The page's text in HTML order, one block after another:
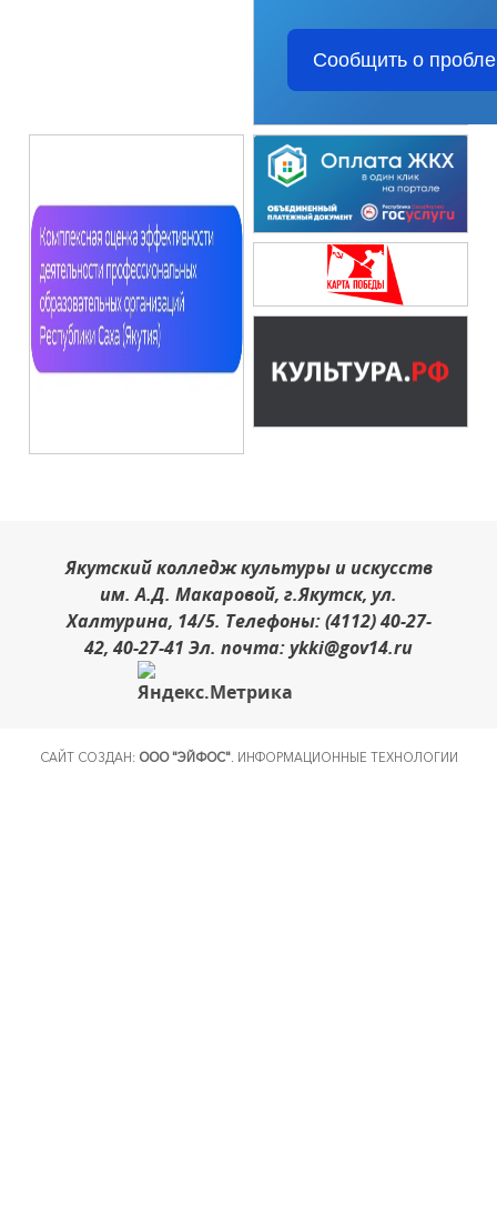
Сообщить о
Якутский колледж культуры и искусств
им. А.Д. Макаровой, г.Якутск, ул.
Халтурина, 14/5. Телефоны: (4112) 40-27-
42, 40-27-41 Эл. почта: ykki@gov14.ru
САЙТ СОЗДАН: ООО "ЭЙФОС". ИНФОРМАЦИОННЫЕ ТЕХНОЛОГИИ